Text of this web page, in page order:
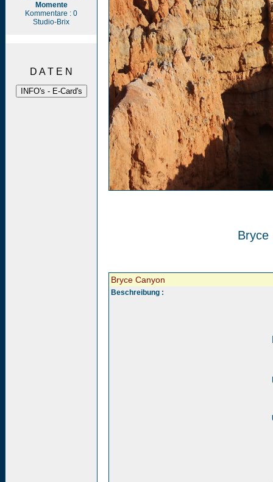
Momente
Kommentare : 0
Studio-Brix
D A T E N
Bryce
Bryce Canyon
Beschreibung :